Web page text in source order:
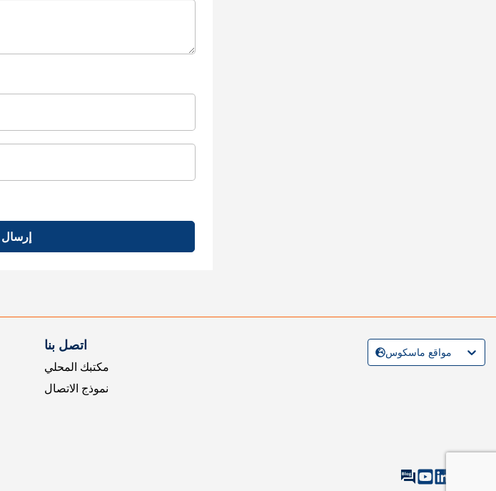
إرسال
اتصل بنا
مكتبك المحلي
نموذج الاتصال
مواقع ماسكوس